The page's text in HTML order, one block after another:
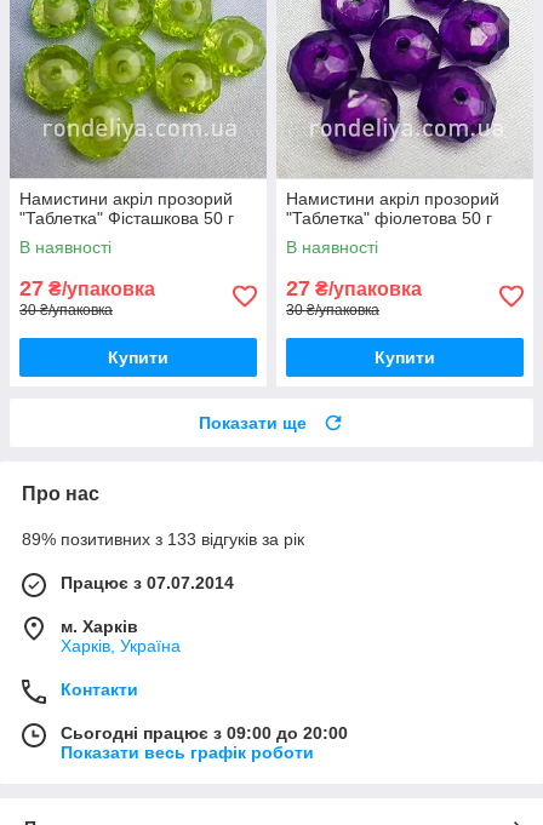
Намистини акріл прозорий
"Таблетка" Фісташкова 50 г
В наявності
27 ₴/упаковка
30 ₴/упаковка
Купити
Намистини акріл прозорий
"Таблетка" фіолетова 50 г
В наявності
27 ₴/упаковка
30 ₴/упаковка
Купити
Показати ще
Про нас
89% позитивних з 133 відгуків за рік
Працює з 07.07.2014
м. Харків
Харків, Україна
Контакти
Сьогодні працює з 09:00 до 20:00
Показати весь графік роботи